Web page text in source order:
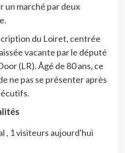
un marché par deux
du Loiret, centrée
vacante par le député
(LR). Âgé de 80 ans, ce
ne pas se présenter après
, 1 visiteurs aujourd'hui